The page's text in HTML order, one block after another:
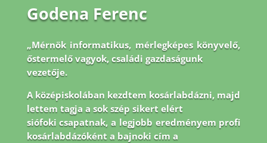
Godena Ferenc
„Mérnök informatikus, mérlegképes könyvelő,
őstermelő vagyok, családi gazdaságunk
vezetője.
A középiskolában kezdtem kosárlabdázni, majd
lettem tagja a sok szép sikert elért
siófoki csapatnak, a legjobb eredményem profi
kosárlabdázóként a bajnoki cím a